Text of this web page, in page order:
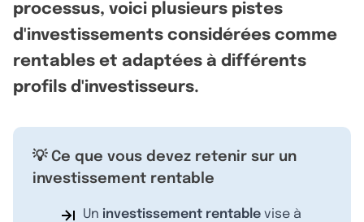
processus, voici plusieurs pistes
d'investissements considérées comme
rentables et adaptées à différents
profils d'investisseurs.
💡 Ce que vous devez retenir sur un
investissement rentable
Un investissement rentable vise à